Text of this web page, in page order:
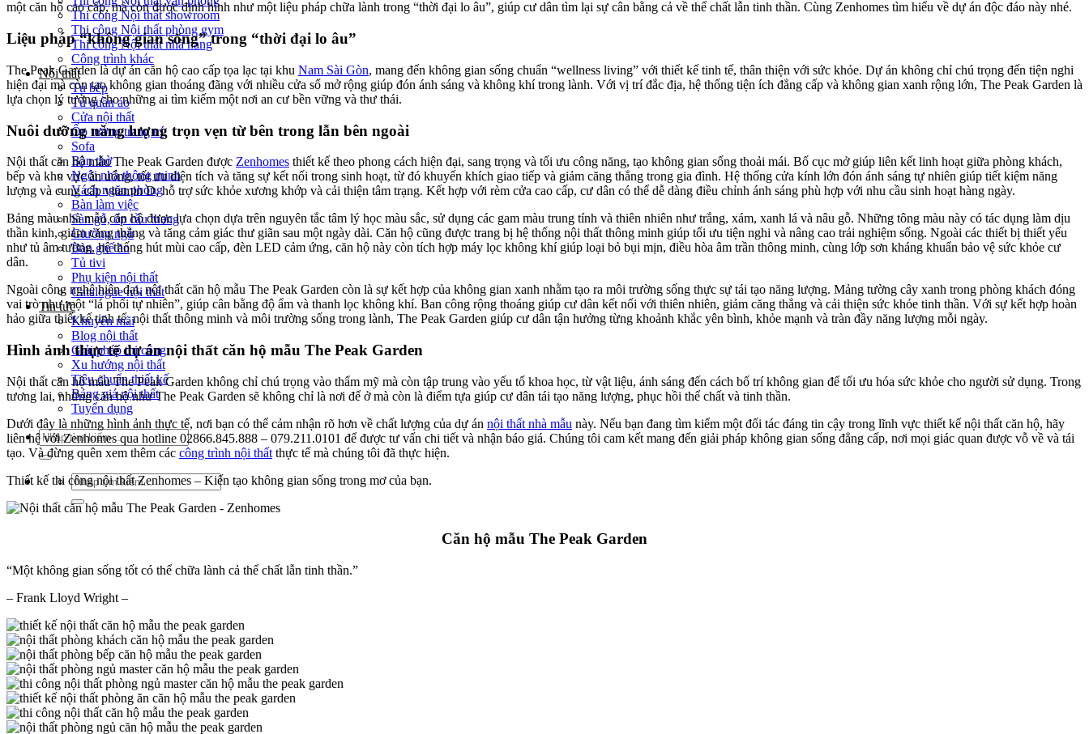
Thi công Nội thất showroom
Thi công Nội thất phòng gym
Thi công Nội thất nhà hàng
Công trình khác
Nội thất
Tủ bếp
Tủ quần áo
Cửa nội thất
Ốp tường trang trí
Sofa
Bàn thờ
Ngôi nhà thông minh
Vách ngăn phòng
Bàn làm việc
Sàn gỗ, ốp cầu thang
Giường ngủ
Bàn ghế ăn
Tủ tivi
Phụ kiện nội thất
Catalogue nội thất
Tin tức
Khuyến mãi
Blog nội thất
Giải pháp thi công
Xu hướng nội thất
Tiêu chuẩn thiết kế
Bảng giá nội thất
Tuyển dụng
Tìm
kiếm:
Tìm
kiếm:
một căn hộ cao cấp, mà còn được định hình như một liệu pháp chữa lành trong “thời đại lo âu”, giúp cư dân tìm lại sự cân bằng cả về thể chất lẫn tinh thần. Cùng Zenhomes tìm hiểu về dự án độc đáo này nhé.
Liệu pháp “không gian sống” trong “thời đại lo âu”
The Peak Garden là dự án căn hộ cao cấp tọa lạc tại khu Nam Sài Gòn, mang đến không gian sống chuẩn “wellness living” với thiết kế tinh tế, thân thiện với sức khỏe. Dự án không chỉ chú trọng đến tiện nghi
hiện đại mà còn tạo không gian thoáng đãng với nhiều cửa sổ mở rộng giúp đón ánh sáng và không khí trong lành. Với vị trí đắc địa, hệ thống tiện ích đẳng cấp và không gian xanh rộng lớn, The Peak Garden là
lựa chọn lý tưởng cho những ai tìm kiếm một nơi an cư bền vững và thư thái.
Nuôi dưỡng năng lượng trọn vẹn từ bên trong lẫn bên ngoài
Nội thất căn hộ mẫu The Peak Garden được Zenhomes thiết kế theo phong cách hiện đại, sang trọng và tối ưu công năng, tạo không gian sống thoải mái. Bố cục mở giúp liên kết linh hoạt giữa phòng khách,
bếp và khu vực ăn uống, tối ưu diện tích và tăng sự kết nối trong sinh hoạt, từ đó khuyến khích giao tiếp và giảm căng thẳng trong gia đình. Hệ thống cửa kính lớn đón ánh sáng tự nhiên giúp tiết kiệm năng
lượng và cung cấp vitamin D, hỗ trợ sức khỏe xương khớp và cải thiện tâm trạng. Kết hợp với rèm cửa cao cấp, cư dân có thể dễ dàng điều chỉnh ánh sáng phù hợp với nhu cầu sinh hoạt hàng ngày.
Bảng màu nhà mẫu căn hộ được lựa chọn dựa trên nguyên tắc tâm lý học màu sắc, sử dụng các gam màu trung tính và thiên nhiên như trắng, xám, xanh lá và nâu gỗ. Những tông màu này có tác dụng làm dịu
thần kinh, giảm căng thẳng và tăng cảm giác thư giãn sau một ngày dài. Căn hộ cũng được trang bị hệ thống nội thất thông minh giúp tối ưu tiện nghi và nâng cao trải nghiệm sống. Ngoài các thiết bị thiết yếu
như tủ âm tường, hệ thống hút mùi cao cấp, đèn LED cảm ứng, căn hộ này còn tích hợp máy lọc không khí giúp loại bỏ bụi mịn, điều hòa âm trần thông minh, cùng lớp sơn kháng khuẩn bảo vệ sức khỏe cư
dân.
Ngoài công nghệ hiện đại, nội thất căn hộ mẫu The Peak Garden còn là sự kết hợp của không gian xanh nhằm tạo ra môi trường sống thực sự tái tạo năng lượng. Mảng tường cây xanh trong phòng khách đóng
vai trò như một “lá phổi tự nhiên”, giúp cân bằng độ ẩm và thanh lọc không khí. Ban công rộng thoáng giúp cư dân kết nối với thiên nhiên, giảm căng thẳng và cải thiện sức khỏe tinh thần. Với sự kết hợp hoàn
hảo giữa thiết kế tinh tế, nội thất thông minh và môi trường sống trong lành, The Peak Garden giúp cư dân tận hưởng từng khoảnh khắc yên bình, khỏe mạnh và tràn đầy năng lượng mỗi ngày.
Hình ảnh thực tế dự án nội thất căn hộ mẫu The Peak Garden
Nội thất căn hộ mẫu The Peak Garden không chỉ chú trọng vào thẩm mỹ mà còn tập trung vào yếu tố khoa học, từ vật liệu, ánh sáng đến cách bố trí không gian để tối ưu hóa sức khỏe cho người sử dụng. Trong
tương lai, những căn hộ như The Peak Garden sẽ không chỉ là nơi để ở mà còn là điểm tựa giúp cư dân tái tạo năng lượng, phục hồi thể chất và tinh thần.
Dưới đây là những hình ảnh thực tế, nơi bạn có thể cảm nhận rõ hơn về chất lượng của dự án nội thất nhà mẫu này. Nếu bạn đang tìm kiếm một đối tác đáng tin cậy trong lĩnh vực thiết kế nội thất căn hộ, hãy
liên hệ với Zenhomes qua hotline 02866.845.888 – 079.211.0101 để được tư vấn chi tiết và nhận báo giá. Chúng tôi cam kết mang đến giải pháp không gian sống đẳng cấp, nơi mọi giác quan được vỗ về và tái
tạo. Và đừng quên xem thêm các công trình nội thất thực tế mà chúng tôi đã thực hiện.
Thiết kế thi công nội thất Zenhomes – Kiến tạo không gian sống trong mơ của bạn.
Căn hộ mẫu The Peak Garden
“Một không gian sống tốt có thể chữa lành cả thể chất lẫn tinh thần.”
– Frank Lloyd Wright –